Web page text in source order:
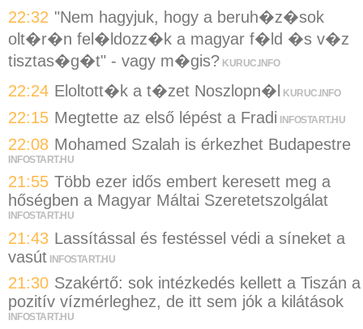
22:32 "Nem hagyjuk, hogy a beruh�z�sok
olt�r�n fel�ldozz�k a magyar f�ld �s v�z
tisztas�g�t" - vagy m�gis? KURUC.INFO
22:24 Eloltott�k a t�zet Noszlopn�l KURUC.INFO
22:15 Megtette az első lépést a Fradi INFOSTART.HU
22:08 Mohamed Szalah is érkezhet Budapestre
INFOSTART.HU
21:55 Több ezer idős embert keresett meg a
hőségben a Magyar Máltai Szeretetszolgálat
INFOSTART.HU
21:43 Lassítással és festéssel védi a síneket a
vasút INFOSTART.HU
21:30 Szakértő: sok intézkedés kellett a Tiszán a
pozitív vízmérleghez, de itt sem jók a kilátások
INFOSTART.HU